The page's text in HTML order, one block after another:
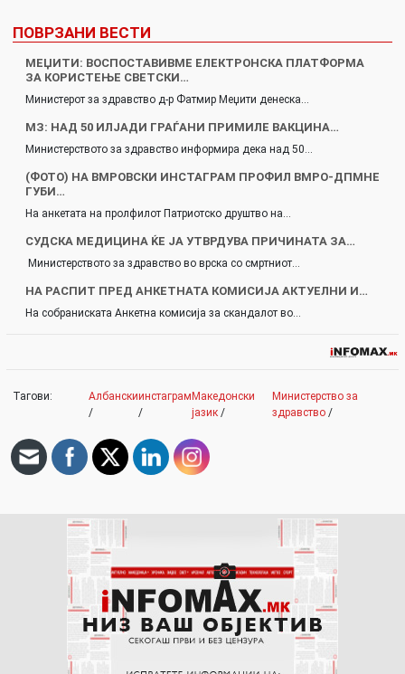
ПОВРЗАНИ ВЕСТИ
МЕЏИТИ: ВОСПОСТАВИВМЕ ЕЛЕКТРОНСКА ПЛАТФОРМА
ЗА КОРИСТЕЊЕ СВЕТСКИ…
Министерот за здравство д-р Фатмир Меџити денеска…
МЗ: НАД 50 ИЛЈАДИ ГРАЃАНИ ПРИМИЛЕ ВАКЦИНА…
Министерството за здравство информира дека над 50…
(ФОТО) НА ВМРОВСКИ ИНСТАГРАМ ПРОФИЛ ВМРО-ДПМНЕ
ГУБИ…
На анкетата на пролфилот Патриотско друштво на…
СУДСКА МЕДИЦИНА ЌЕ ЈА УТВРДУВА ПРИЧИНАТА ЗА…
Министерството за здравство во врска со смртниот…
НА РАСПИТ ПРЕД АНКЕТНАТА КОМИСИЈА АКТУЕЛНИ И…
На собраниската Анкетна комисија за скандалот во…
Тагови:
Албански
/
инстаграм
/
Македонски
јазик /
Министерство за
здравство/